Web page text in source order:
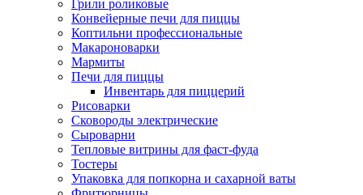
Грили роликовые
Конвейерные печи для пиццы
Коптильни профессиональные
Макароноварки
Мармиты
Печи для пиццы
Инвентарь для пиццерий
Рисоварки
Сковороды электрические
Сыроварни
Тепловые витрины для фаст-фуда
Тостеры
Упаковка для попкорна и сахарной ваты